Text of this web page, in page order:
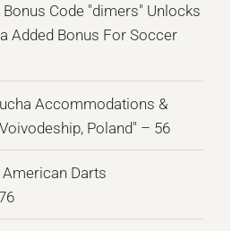
Code "dimers" Unlocks
Added Bonus For Soccer
Accommodations &
Poland" – 56
Darts